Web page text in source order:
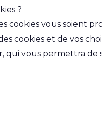
?
cookies vous soient
cookies et de vos
qui vous permettra de